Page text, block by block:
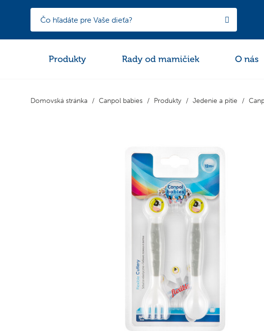
Produkty Rady od mamičiek O nás
Domovská stránka Canpol babies Produkty Jedenie a pitie